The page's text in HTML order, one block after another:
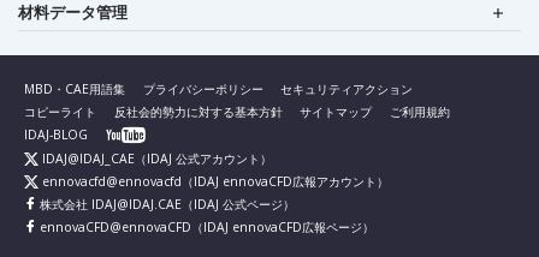
材料データ管理
MBD・CAE用語集 プライバシーポリシー
セキュリティアクション
コピーライト
反社会的勢力に対する基本方針 サイトマップ
ご利用規約
IDAJ-BLOG
IDAJ@IDAJ_CAE （IDAJ 公式アカウント）
ennovacfd@ennovacfd （IDAJ ennovaCFD広報アカウント）
株式会社 IDAJ@IDAJ.CAE （IDAJ 公式ページ）
ennovaCFD@ennovaCFD （IDAJ ennovaCFD広報ページ）